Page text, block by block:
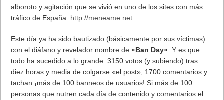
alboroto y agitación que se vivió en uno de los sites con más
tráfico de España: http://meneame.net
Este día ya ha sido bautizado (básicamente por sus víctimas)
con el diáfano y revelador nombre de«Ban Day» . Y es que
todo ha sucedido a lo grande: 3150 votos (y subiendo) tras
diez horas y media de colgarse «el post», 1700 comentarios y
tachan ¡más de 100 banneos de usuarios! Si más de 100
personas que nutren cada día de contenido y comentarios el